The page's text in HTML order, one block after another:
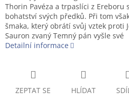
Thorin Pavéza a trpaslíci z Ereboru
bohatství svých předků. Při tom
šmaka, který obrátí svůj vztek proti
Sauron zvaný Temný pán vyšle své
Detailní informace
ZEPTAT SE HLÍDAT